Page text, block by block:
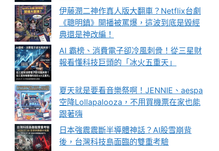
伊藤潤二神作真人版大翻車？Netflix台劇
《聰明鎮》開播被罵爆，這波到底是毀經
典還是神改編！
AI 霸榜、消費電子卻冷風刺骨！從三星財
報看懂科技巨頭的「冰火五重天」
夏天就是要看音樂祭啊！JENNIE、aespa
空降Lollapalooza，不用買機票在家也能
跟著嗨
日本強震震斷半導體神話？AI股雪崩背
後，台灣科技島面臨的雙重考驗